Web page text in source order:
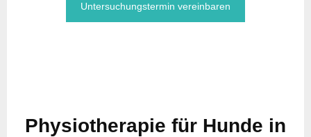
Untersuchungstermin vereinbaren
Physiotherapie für Hunde in